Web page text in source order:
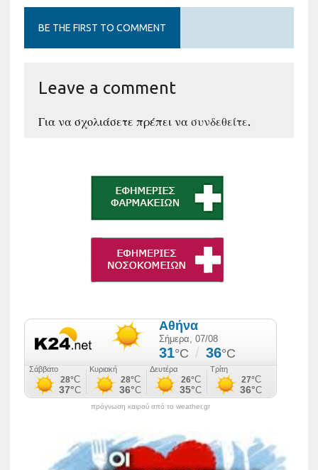
BE THE FIRST TO COMMENT
Leave a comment
Για να σχολιάσετε πρέπει νασυνδεθείτε.
πρόγνωση καιρού από το weather.gr